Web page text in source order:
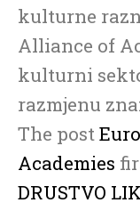
kulturne
Alliance of
kulturni
razmjenu
The post
Academies
DRUSTVO